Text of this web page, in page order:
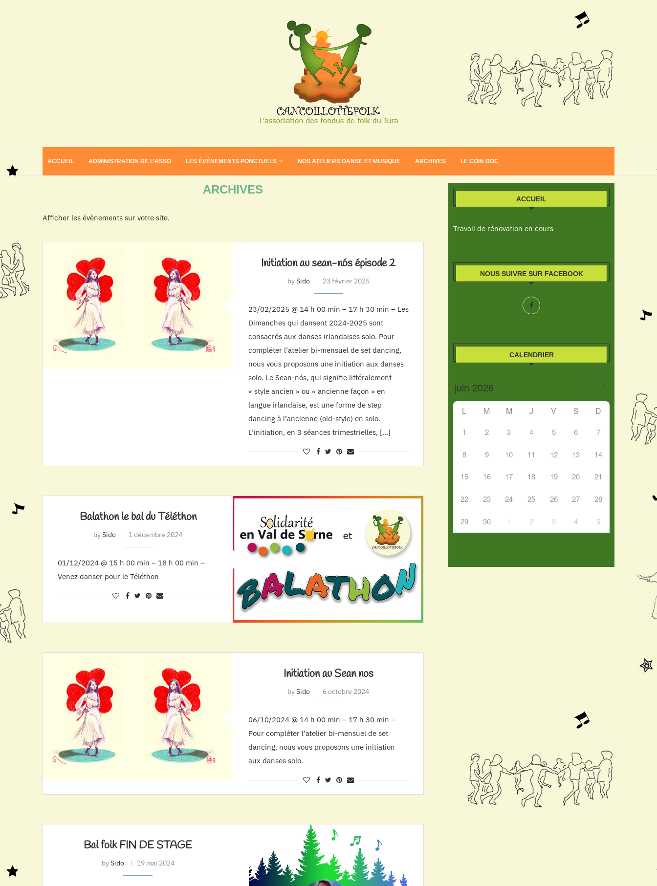
ACCUEIL ADMINISTRATION DE L’ASSO LES ÉVÉNEMENTS PONCTUELS NOS ATELIERS DANSE ET MUSIQUE ARCHIVES LE COIN DOC
ARCHIVES
Afficher les évènements sur votre site.
Initiation au sean-nós épisode 2
bySido 23 février 2025
23/02/2025 @ 14 h 00 min – 17 h 30 min – Les
Dimanches qui dansent 2024-2025 sont
consacrés aux danses irlandaises solo. Pour
compléter l’atelier bi-mensuel de set dancing,
nous vous proposons une initiation aux danses
solo. Le Sean-nós, qui signifie littéralement
« style ancien » ou « ancienne façon » en
langue irlandaise, est une forme de step
dancing à l’ancienne (old-style) en solo.
L’initiation, en 3 séances trimestrielles, […]
Balathon le bal du Téléthon
bySido 1 décembre 2024
01/12/2024 @ 15 h 00 min – 18 h 00 min –
Venez danser pour le Téléthon
Initiation au Sean nos
bySido 6 octobre 2024
06/10/2024 @ 14 h 00 min – 17 h 30 min –
Pour compléter l’atelier bi-mensuel de set
dancing, nous vous proposons une initiation
aux danses solo.
Bal folk FIN DE STAGE
bySido 19 mai 2024
ACCUEIL
Travail de rénovation en cours
NOUS SUIVRE SUR FACEBOOK
CALENDRIER
L M M J V S D
1 2 3 4 5 6 7
8 9 10 11 12 13 14
15 16 17 18 19 20 21
22 23 24 25 26 27 28
29 30 1 2 3 4 5